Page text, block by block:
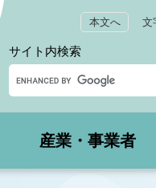
本文へ 文
サイト内検索
産業・事業者